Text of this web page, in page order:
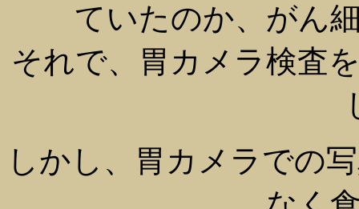
ていたのか、がん
それで、胃カメラ検査
しかし、胃カメラでの